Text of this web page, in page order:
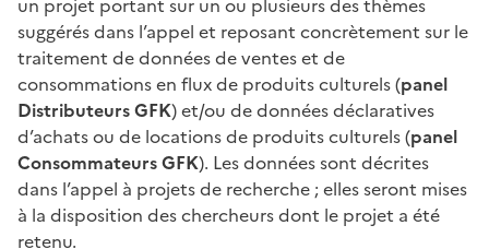
suggérés dans l’appel et reposant concrètement sur le
traitement de données de ventes et de
consommations en flux de produits culturels (panel
Distributeurs GFK) et/ou de données déclaratives
d’achats ou de locations de produits culturels (panel
Consommateurs GFK). Les données sont décrites
dans l’appel à projets de recherche ; elles seront mises
à la disposition des chercheurs dont le projet a été
retenu.